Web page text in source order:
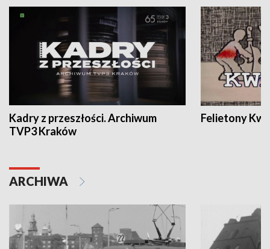
Kadry z przeszłości. Archiwum
TVP3 Kraków
Felietony
ARCHIWA